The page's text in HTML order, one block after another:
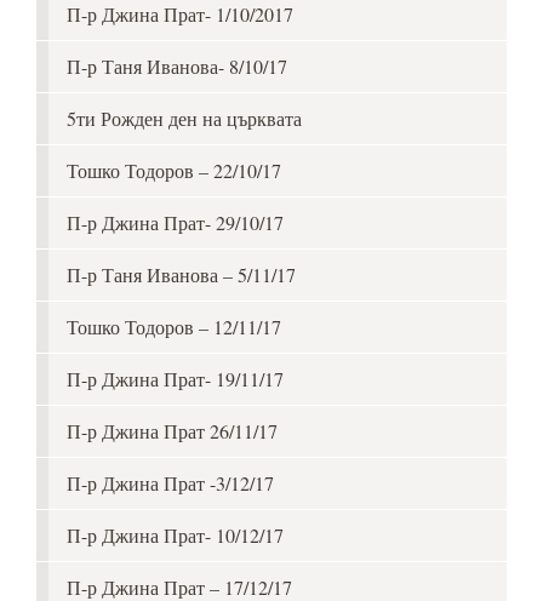
П-р Джина Прат- 1/10/2017
П-р Таня Иванова- 8/10/17
5ти Рожден ден на църквата
Тошко Тодоров – 22/10/17
П-р Джина Прат- 29/10/17
П-р Таня Иванова – 5/11/17
Тошко Тодоров – 12/11/17
П-р Джина Прат- 19/11/17
П-р Джина Прат 26/11/17
П-р Джина Прат -3/12/17
П-р Джина Прат- 10/12/17
П-р Джина Прат – 17/12/17